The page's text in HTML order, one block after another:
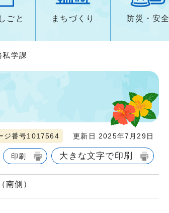
ごと まちづくり 防災・安全
私学課
ジ番号1017564 更新日 2025年7月29日
印刷 大きな文字で印刷
側）